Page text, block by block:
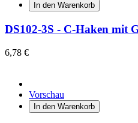
In den Warenkorb
DS102-3S - C-Haken mit
6,78 €
Vorschau
In den Warenkorb